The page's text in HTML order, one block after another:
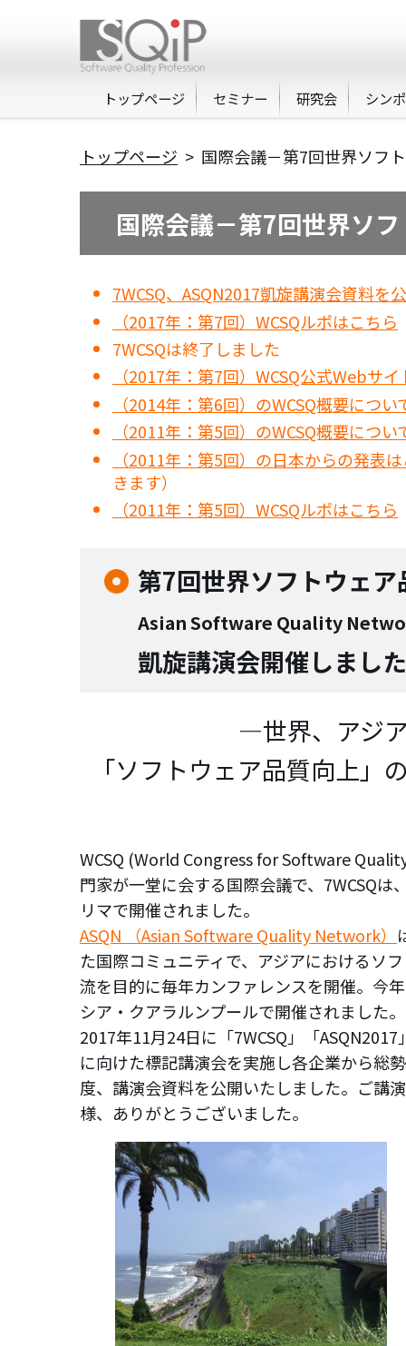
トップページ セミナー 研究会 シン
トップページ > 国際会議－第7回世界ソフ
国際会議－第7回世界ソ
7WCSQ、ASQN2017凱旋講演会資料を
（2017年：第7回）WCSQルポはこちら
7WCSQは終了しました
（2017年：第7回）WCSQ公式Webサイ
（2014年：第6回）のWCSQ概要につ
（2011年：第5回）のWCSQ概要につ
（2011年：第5回）の日本からの発表
きます）
（2011年：第5回）WCSQルポはこちら
第7回世界ソフトウェ
Asian Software Quality
凱旋講演会開催しまし
―世界、アジ
「ソフトウェア品質向上
WCSQ (World Congress for Software
門家が一堂に会する国際会議で、7WCSQ
リマで開催されました。
ASQN （Asian Software Quality Network）
た国際コミュニティで、アジアにおけるソ
流を目的に毎年カンファレンスを開催。今
シア・クアラルンプールで開催されました。
2017年11月24日に「7WCSQ」「
に向けた標記講演会を実施し各企業から総
度、講演会資料を公開いたしました。ご講
様、ありがとうございました。